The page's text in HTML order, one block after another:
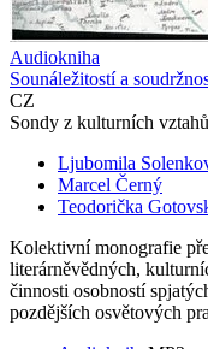
Audiokniha
Sounáležitostí a
CZ
Sondy z kulturních
Ljubomila
Marcel Černý
Teodorička
Kolektivní monografie
literárněvědných,
činnosti osobností
pozdějších osvětových